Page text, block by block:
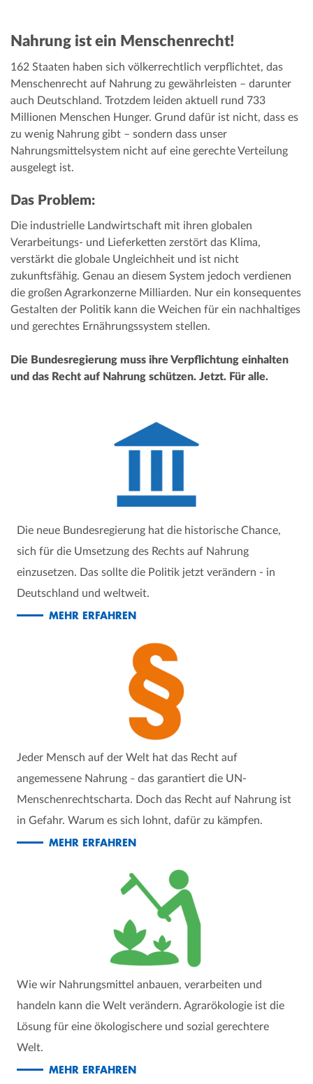
Nahrung ist ein Menschenrecht!
162 Staaten haben sich völkerrechtlich verpflichtet, das
Menschenrecht auf Nahrung zu gewährleisten – darunter
auch Deutschland. Trotzdem leiden aktuell rund 733
Millionen Menschen Hunger. Grund dafür ist nicht, dass es
zu wenig Nahrung gibt – sondern dass unser
Nahrungsmittelsystem nicht auf eine gerechte Verteilung
ausgelegt ist.
Das Problem:
Die industrielle Landwirtschaft mit ihren globalen
Verarbeitungs- und Lieferketten zerstört das Klima,
verstärkt die globale Ungleichheit und ist nicht
zukunftsfähig. Genau an diesem System jedoch verdienen
die großen Agrarkonzerne Milliarden. Nur ein konsequentes
Gestalten der Politik kann die Weichen für ein nachhaltiges
und gerechtes Ernährungssystem stellen.
Die Bundesregierung muss ihre Verpflichtung einhalten
und das Recht auf Nahrung schützen. Jetzt. Für alle.
Die neue Bundesregierung hat die historische Chance,
sich für die Umsetzung des Rechts auf Nahrung
einzusetzen. Das sollte die Politik jetzt verändern - in
Deutschland und weltweit.
MEHR ERFAHREN
Jeder Mensch auf der Welt hat das Recht auf
angemessene Nahrung – das garantiert die UN-
Menschenrechtscharta. Doch das Recht auf Nahrung ist
in Gefahr. Warum es sich lohnt, dafür zu kämpfen.
MEHR ERFAHREN
Wie wir Nahrungsmittel anbauen, verarbeiten und
handeln kann die Welt verändern. Agrarökologie ist die
Lösung für eine ökologischere und sozial gerechtere
Welt.
MEHR ERFAHREN